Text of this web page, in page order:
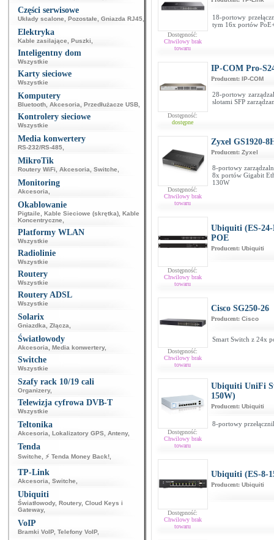
Części serwisowe
Układy scalone Pozostałe Gniazda RJ45
Elektryka
Kable zasilające Puszki
Inteligentny dom
Wszystkie
Karty sieciowe
Wszystkie
Komputery
Bluetooth Akcesoria Przedłużacze USB
Kontrolery sieciowe
Wszystkie
Media konwertery
RS-232/RS-485
MikroTik
Routery WiFi Akcesoria Switche
Monitoring
Akcesoria
Okablowanie
Pigtaile Kable Sieciowe (skrętka) Kable
Koncentryczne
Platformy WLAN
Wszystkie
Radiolinie
Wszystkie
Routery
Wszystkie
Routery ADSL
Wszystkie
Solarix
Gniazdka Złącza
Światłowody
Akcesoria Media konwertery,
Switche
Wszystkie
Szafy rack 10/19 cali
Organizery,
Telewizja cyfrowa DVB-T
Wszystkie
Teltonika
Akcesoria Lokalizatory GPS Anteny,
Tenda
Switche ⚡ Tenda Money Back!
TP-Link
Akcesoria Switche
Ubiquiti
Światłowody, Routery, Cloud Keys i
Gateway,
VoIP
Bramki VoIP, Telefony VoIP,
Dostępność:
Chwilowy brak
towaru
18-portowy
tym 16x portów
Dostępność:
dostępne
IP-COM Pro-
Producent: IP-COM
28-portowy
slotami SFP
Dostępność:
Chwilowy brak
towaru
Zyxel GS1920-
Producent: Zyxel
8-portowy
8x portów Gigabit
130W
Dostępność:
Chwilowy brak
towaru
Ubiquiti (ES-
POE
Producent: Ubiquiti
Dostępność:
Chwilowy brak
towaru
Cisco SG250-26
Producent: Cisco
Smart Switch z 24x
Dostępność:
Chwilowy brak
towaru
Ubiquiti UniFi
150W)
Producent: Ubiquiti
8-portowy
Dostępność:
Chwilowy brak
towaru
Ubiquiti (ES-8-
Producent: Ubiquiti